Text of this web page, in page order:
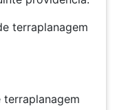
terraplanagem